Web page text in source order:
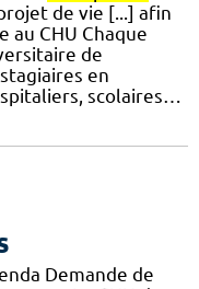
de vie [...] afin
au CHU Chaque
de
en
scolaires…
Demande de